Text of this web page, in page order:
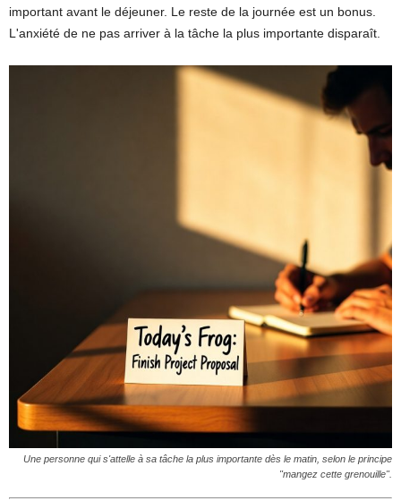
important avant le déjeuner. Le reste de la journée est un bonus.
L'anxiété de ne pas arriver à la tâche la plus importante disparaît.
Une personne qui s'attelle à sa tâche la plus importante dès le matin, selon le principe
"mangez cette grenouille".